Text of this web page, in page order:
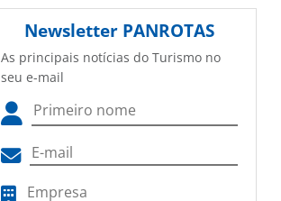
Newsletter PANROTAS
As principais notícias do Turismo no
seu e-mail